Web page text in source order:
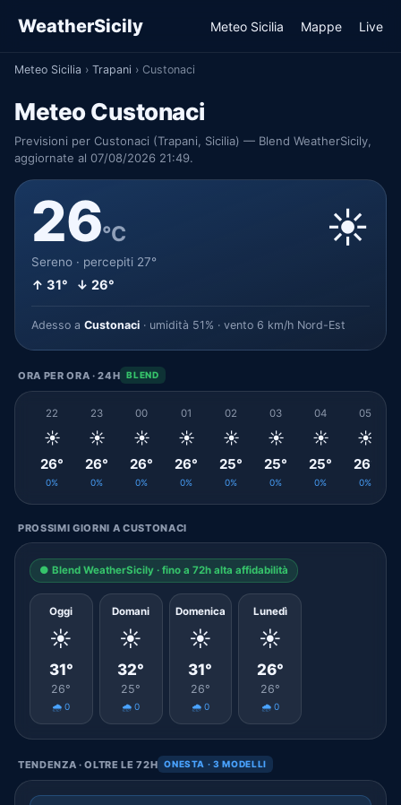
WeatherSicily Meteo Sicilia Mappe Live
Meteo Sicilia › Trapani › Custonaci
Meteo Custonaci
Previsioni per Custonaci (Trapani, Sicilia) — Blend WeatherSicily,
aggiornate al 07/08/2026 21:49.
26°C
Sereno · percepiti 27°
↑ 31° ↓ 26°
☀️
Adesso a Custonaci · umidità 51% · vento 6 km/h Nord-Est
ORA PER ORA · 24H BLEND
22
☀️
26°
0%
23
☀️
26°
0%
00
☀️
26°
0%
01
☀️
26°
0%
02
☀️
25°
0%
03
☀️
25°
0%
04
☀️
25°
0%
05
☀️
26°
0%
PROSSIMI GIORNI A CUSTONACI
● Blend WeatherSicily · fino a 72h alta affidabilità
Oggi
☀️
31°
26°
🌧️ 0
Domani
☀️
32°
25°
🌧️ 0
Domenica
☀️
31°
26°
🌧️ 0
Lunedì
☀️
26°
26°
🌧️ 0
TENDENZA · OLTRE LE 72H ONESTA · 3 MODELLI